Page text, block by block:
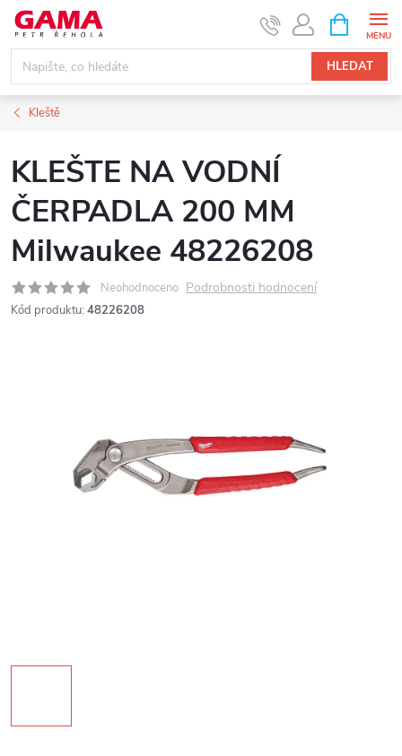
Přejít
obsah
HLEDAT
NÁKUPNÍ
KOŠÍK
Kleště
KLEŠTE NA VODNÍ
ČERPADLA 200 MM
Milwaukee 48226208
Neohodnoceno Podrobnosti hodnocení
Kód produktu: 48226208